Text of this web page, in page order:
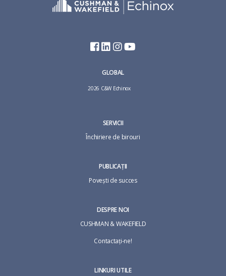
GLOBAL
2026 C&W Echinox
SERVICII
Închiriere de birouri
PUBLICAȚII
Povești de succes
DESPRE NOI
CUSHMAN & WAKEFIELD
Contactaţi-ne!
LINKURI UTILE